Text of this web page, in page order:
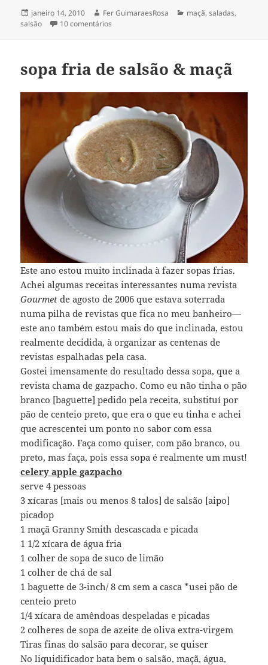
Publicado
em
janeiro 14, 2010 Autor
Fer GuimaraesRosa Categorias
maçã,saladas,
salsão
10 comentários
sopa fria de salsão & maçã
Este ano estou muito inclinada à fazer sopas frias.
Achei algumas receitas interessantes numa revista
Gourmet de agosto de 2006 que estava soterrada
numa pilha de revistas que fica no meu banheiro—
este ano também estou mais do que inclinada, estou
realmente decidida, à organizar as centenas de
revistas espalhadas pela casa.
Gostei imensamente do resultado dessa sopa, que a
revista chama de gazpacho. Como eu não tinha o pão
branco [baguette] pedido pela receita, substituí por
pão de centeio preto, que era o que eu tinha e achei
que acrescentei um ponto no sabor com essa
modificação. Faça como quiser, com pão branco, ou
preto, mas faça, pois essa sopa é realmente um must!
celery apple gazpacho
serve 4 pessoas
3 xícaras [mais ou menos 8 talos] de salsão [aipo]
picadop
1 maçã Granny Smith descascada e picada
1 1/2 xícara de água fria
1 colher de sopa de suco de limão
1 colher de chá de sal
1 baguette de 3-inch/ 8 cm sem a casca *usei pão de
centeio preto
1/4 xícara de amêndoas despeladas e picadas
2 colheres de sopa de azeite de oliva extra-virgem
Tiras finas do salsão para decorar, se quiser
No liquidificador bata bem o salsão, maçã, água,